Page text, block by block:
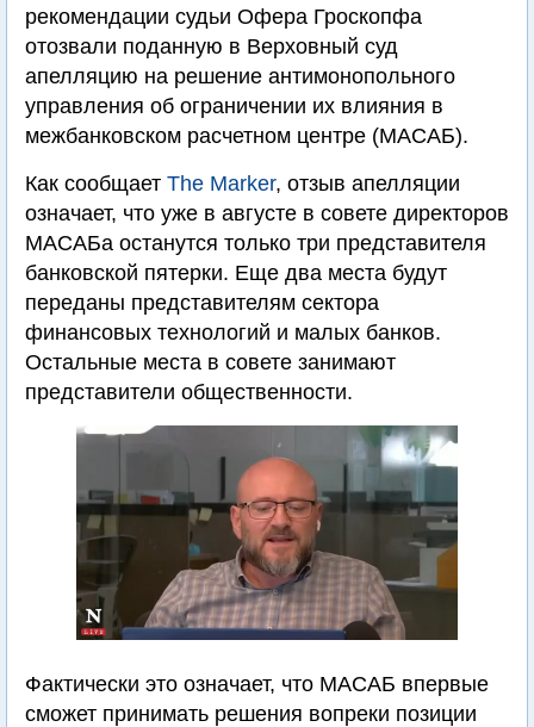
рекомендации судьи Офера Гроскопфа
отозвали поданную в Верховный суд
апелляцию на решение антимонопольного
управления об ограничении их влияния в
межбанковском расчетном центре (МАСАБ).
Как сообщает The Marker, отзыв апелляции
означает, что уже в августе в совете директоров
МАСАБа останутся только три представителя
банковской пятерки. Еще два места будут
переданы представителям сектора
финансовых технологий и малых банков.
Остальные места в совете занимают
представители общественности.
Фактически это означает, что МАСАБ впервые
сможет принимать решения вопреки позиции